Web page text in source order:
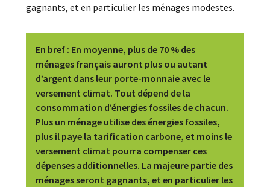
gagnants, et en particulier les ménages modestes.
En bref: En moyenne, plus de 70 % des
ménages français auront plus ou autant
d’argent dans leur porte-monnaie avec le
versement climat. Tout dépend de la
consommation d’énergies fossiles de chacun.
Plus un ménage utilise des énergies fossiles,
plus il paye la tarification carbone, et moins le
versement climat pourra compenser ces
dépenses additionnelles. La majeure partie des
ménages seront gagnants, et en particulier les